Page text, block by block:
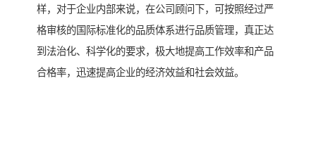
样，对于企业内部来说，在公司顾问下，可按照经过严
格审核的国际标准化的品质体系进行品质管理，真正达
到法治化、科学化的要求，极大地提高工作效率和产品
合格率，迅速提高企业的经济效益和社会效益。